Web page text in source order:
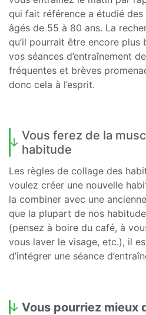
qui fait référence a étudié
âgés de 55 à 80 ans. La
qu’il pourrait être encore plus
vos séances d’entraînement
fréquentes et brèves
donc cela à l’esprit.
Vous ferez de la
habitude
Les règles de collage des
voulez créer une nouvelle
la combiner avec une
que la plupart de nos
(pensez à boire du café, à
vous laver le visage, etc.), il
d’intégrer une séance
Vous pourriez mieux